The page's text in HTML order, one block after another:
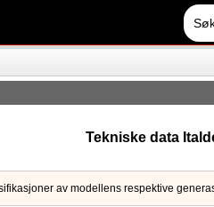
Tekniske data
av modellens respektive